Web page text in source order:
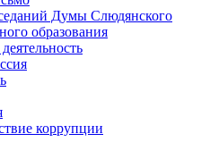
Думы Слюдянского
образования
коррупции